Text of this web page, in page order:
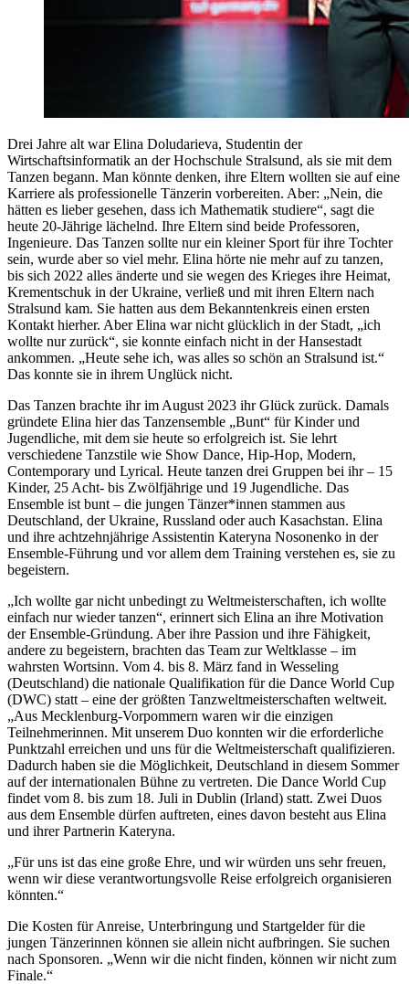
Drei Jahre alt war Elina Doludarieva, Studentin der
Wirtschaftsinformatik an der Hochschule Stralsund, als sie mit dem
Tanzen begann. Man könnte denken, ihre Eltern wollten sie auf eine
Karriere als professionelle Tänzerin vorbereiten. Aber: „Nein, die
hätten es lieber gesehen, dass ich Mathematik studiere“, sagt die
heute 20-Jährige lächelnd. Ihre Eltern sind beide Professoren,
Ingenieure. Das Tanzen sollte nur ein kleiner Sport für ihre Tochter
sein, wurde aber so viel mehr. Elina hörte nie mehr auf zu tanzen,
bis sich 2022 alles änderte und sie wegen des Krieges ihre Heimat,
Krementschuk in der Ukraine, verließ und mit ihren Eltern nach
Stralsund kam. Sie hatten aus dem Bekanntenkreis einen ersten
Kontakt hierher. Aber Elina war nicht glücklich in der Stadt, „ich
wollte nur zurück“, sie konnte einfach nicht in der Hansestadt
ankommen. „Heute sehe ich, was alles so schön an Stralsund ist.“
Das konnte sie in ihrem Unglück nicht.
Das Tanzen brachte ihr im August 2023 ihr Glück zurück. Damals
gründete Elina hier das Tanzensemble „Bunt“ für Kinder und
Jugendliche, mit dem sie heute so erfolgreich ist. Sie lehrt
verschiedene Tanzstile wie Show Dance, Hip-Hop, Modern,
Contemporary und Lyrical. Heute tanzen drei Gruppen bei ihr – 15
Kinder, 25 Acht- bis Zwölfjährige und 19 Jugendliche. Das
Ensemble ist bunt – die jungen Tänzer*innen stammen aus
Deutschland, der Ukraine, Russland oder auch Kasachstan. Elina
und ihre achtzehnjährige Assistentin Kateryna Nosonenko in der
Ensemble-Führung und vor allem dem Training verstehen es, sie zu
begeistern.
„Ich wollte gar nicht unbedingt zu Weltmeisterschaften, ich wollte
einfach nur wieder tanzen“, erinnert sich Elina an ihre Motivation
der Ensemble-Gründung. Aber ihre Passion und ihre Fähigkeit,
andere zu begeistern, brachten das Team zur Weltklasse – im
wahrsten Wortsinn. Vom 4. bis 8. März fand in Wesseling
(Deutschland) die nationale Qualifikation für die Dance World Cup
(DWC) statt – eine der größten Tanzweltmeisterschaften weltweit.
„Aus Mecklenburg-Vorpommern waren wir die einzigen
Teilnehmerinnen. Mit unserem Duo konnten wir die erforderliche
Punktzahl erreichen und uns für die Weltmeisterschaft qualifizieren.
Dadurch haben sie die Möglichkeit, Deutschland in diesem Sommer
auf der internationalen Bühne zu vertreten. Die Dance World Cup
findet vom 8. bis zum 18. Juli in Dublin (Irland) statt. Zwei Duos
aus dem Ensemble dürfen auftreten, eines davon besteht aus Elina
und ihrer Partnerin Kateryna.
„Für uns ist das eine große Ehre, und wir würden uns sehr freuen,
wenn wir diese verantwortungsvolle Reise erfolgreich organisieren
könnten.“
Die Kosten für Anreise, Unterbringung und Startgelder für die
jungen Tänzerinnen können sie allein nicht aufbringen. Sie suchen
nach Sponsoren. „Wenn wir die nicht finden, können wir nicht zum
Finale.“